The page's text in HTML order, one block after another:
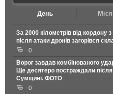
День
За 2000 кілометрів від кордону
після атаки дронів загорівся
0
Ворог завдав комбінованого
Ще десятеро постраждали
Сумщині. ФОТО
0